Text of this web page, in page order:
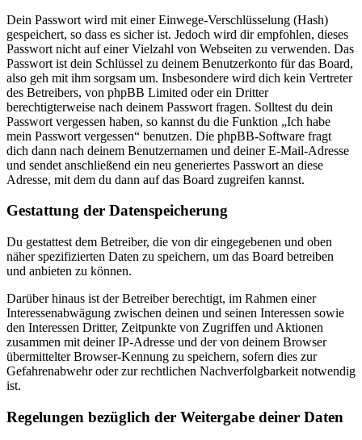
Dein Passwort wird mit einer Einwege-Verschlüsselung (Hash)
gespeichert, so dass es sicher ist. Jedoch wird dir empfohlen, dieses
Passwort nicht auf einer Vielzahl von Webseiten zu verwenden. Das
Passwort ist dein Schlüssel zu deinem Benutzerkonto für das Board,
also geh mit ihm sorgsam um. Insbesondere wird dich kein Vertreter
des Betreibers, von phpBB Limited oder ein Dritter
berechtigterweise nach deinem Passwort fragen. Solltest du dein
Passwort vergessen haben, so kannst du die Funktion „Ich habe
mein Passwort vergessen“ benutzen. Die phpBB-Software fragt
dich dann nach deinem Benutzernamen und deiner E-Mail-Adresse
und sendet anschließend ein neu generiertes Passwort an diese
Adresse, mit dem du dann auf das Board zugreifen kannst.
Gestattung der Datenspeicherung
Du gestattest dem Betreiber, die von dir eingegebenen und oben
näher spezifizierten Daten zu speichern, um das Board betreiben
und anbieten zu können.
Darüber hinaus ist der Betreiber berechtigt, im Rahmen einer
Interessenabwägung zwischen deinen und seinen Interessen sowie
den Interessen Dritter, Zeitpunkte von Zugriffen und Aktionen
zusammen mit deiner IP-Adresse und der von deinem Browser
übermittelter Browser-Kennung zu speichern, sofern dies zur
Gefahrenabwehr oder zur rechtlichen Nachverfolgbarkeit notwendig
ist.
Regelungen bezüglich der Weitergabe deiner Daten